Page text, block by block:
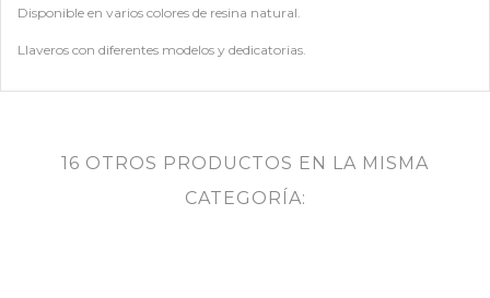
Disponible en varios colores de resina natural.
Llaveros con diferentes modelos y dedicatorias.
16 OTROS PRODUCTOS EN LA MISMA
CATEGORÍA: